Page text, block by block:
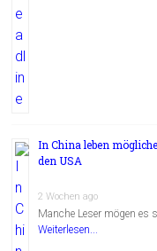
In China leben
den USA
2 Wochen ago
Manche Leser mögen es
Weiterlesen...